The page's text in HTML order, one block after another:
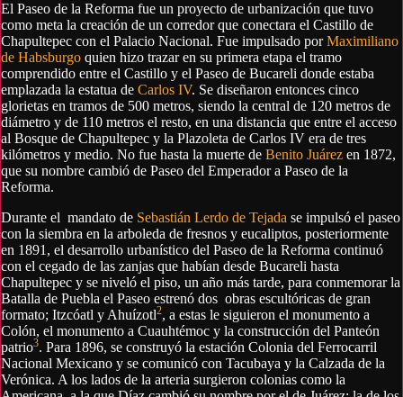
El Paseo de la Reforma fue un proyecto de urbanización que tuvo
como meta la creación de un corredor que conectara el Castillo de
Chapultepec con el Palacio Nacional. Fue impulsado porMaximiliano
de Habsburgo quien hizo trazar en su primera etapa el tramo
comprendido entre el Castillo y el Paseo de Bucareli donde estaba
emplazada la estatua de Carlos IV. Se diseñaron entonces cinco
glorietas en tramos de 500 metros, siendo la central de 120 metros de
diámetro y de 110 metros el resto, en una distancia que entre el acceso
al Bosque de Chapultepec y la Plazoleta de Carlos IV era de tres
kilómetros y medio. No fue hasta la muerte de Benito Juárez en 1872,
que su nombre cambió de Paseo del Emperador a Paseo de la
Reforma.
Durante el mandato de Sebastián Lerdo de Tejada se impulsó el paseo
con la siembra en la arboleda de fresnos y eucaliptos, posteriormente
en 1891, el desarrollo urbanístico del Paseo de la Reforma continuó
con el cegado de las zanjas que habían desde Bucareli hasta
Chapultepec y se niveló el piso, un año más tarde, para conmemorar la
Batalla de Puebla el Paseo estrenó dos obras escultóricas de gran
formato; Itzcóatl y Ahuízotl2, a estas le siguieron el monumento a
Colón, el monumento a Cuauhtémoc y la construcción del Panteón
patrio3. Para 1896, se construyó la estación Colonia del Ferrocarril
Nacional Mexicano y se comunicó con Tacubaya y la Calzada de la
Verónica. A los lados de la arteria surgieron colonias como la